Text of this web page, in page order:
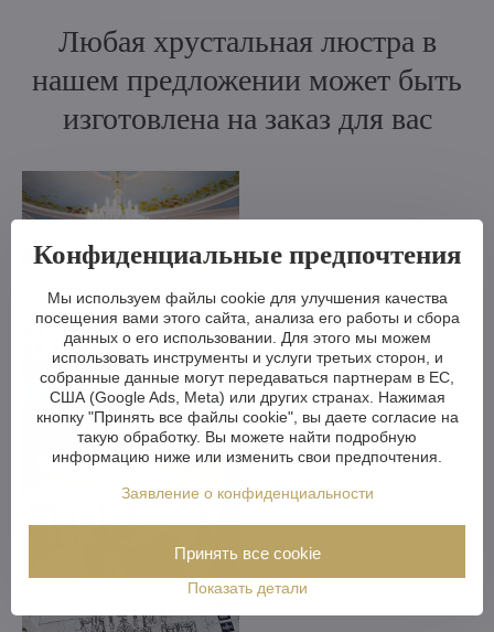
Любая хрустальная люстра в
нашем предложении может быть
изготовлена на заказ для вас
Конфиденциальные предпочтения
Мы используем файлы cookie для улучшения качества
посещения вами этого сайта, анализа его работы и сбора
данных о его использовании. Для этого мы можем
использовать инструменты и услуги третьих сторон, и
собранные данные могут передаваться партнерам в ЕС,
США (Google Ads, Meta) или других странах. Нажимая
кнопку "Принять все файлы cookie", вы даете согласие на
такую обработку. Вы можете найти подробную
информацию ниже или изменить свои предпочтения.
Заявление о конфиденциальности
Показать детали
Принять все cookie